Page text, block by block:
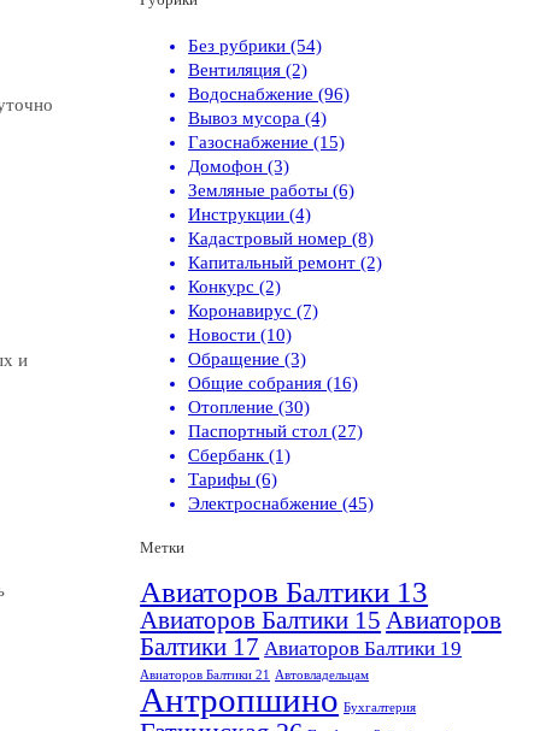
и
Без рубрики (54)
Вентиляция (2)
Водоснабжение (96)
Вывоз мусора (4)
Газоснабжение (15)
Домофон (3)
Земляные работы (6)
Инструкции (4)
Кадастровый номер (8)
Капитальный ремонт (2)
Конкурс (2)
Коронавирус (7)
Новости (10)
Обращение (3)
Общие собрания (16)
Отопление (30)
Паспортный стол (27)
Сбербанк (1)
Тарифы (6)
Электроснабжение (45)
Метки
Авиаторов Балтики 13
Авиаторов Балтики 15 Авиаторов
Балтики 17 Авиаторов Балтики 19
Авиаторов Балтики 21 Автовладельцам
Антропшино Бухгалтерия